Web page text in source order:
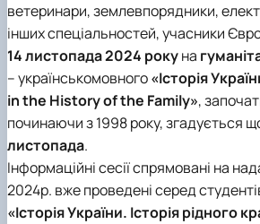
ветеринари, землевпорядники,
інших спеціальностей, учасники
14 листопада 2024 рокуна
– українськомовного«Історія
in the History of the Family»,
починаючи з 1998 року, згадується
листопада.
Інформаційні сесії спрямовані на
2024р. вже проведені серед
«Історія України. Історія рідного